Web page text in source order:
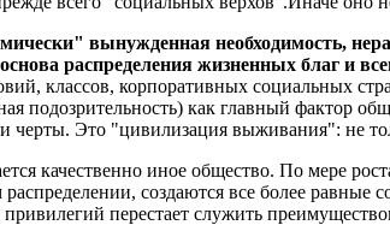
вынужденная необходимость,
распределения жизненных благ и
классов, корпоративных социальных
подозрительность) как главный фактор
черты. Это "цивилизация выживания": не
качественно иное общество. По мере
создаются все более
перестает служить